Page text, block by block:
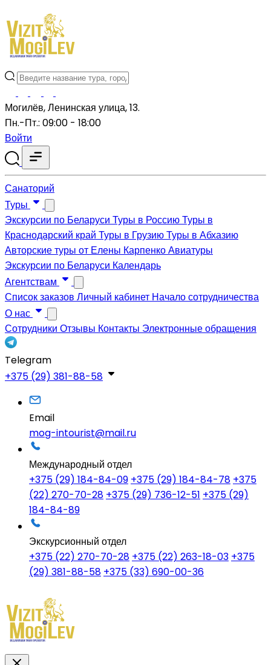
Могилёв, Ленинская улица, 13.
Пн.-Пт.: 09:00 - 18:00
Войти
Санаторий
Туры
Экскурсии по Беларуси Туры в РоссиюТуры в
Краснодарский край Туры в ГрузиюТуры в Абхазию
Авторские туры от Елены КарпенкоАвиатуры
Экскурсии по Беларуси Календарь
Агентствам
Список заказов Личный кабинет Начало сотрудничества
О нас
Сотрудники Отзывы Контакты Электронные обращения
Telegram
+375 (29) 381-88-58
Email
mog-intourist@mail.ru
Международный отдел
+375 (29) 184-84-09 +375 (29) 184-84-78 +375
(22) 270-70-28 +375 (29) 736-12-51 +375 (29)
184-84-89
Экскурсионный отдел
+375 (22) 270-70-28 +375 (22) 263-18-03 +375
(29) 381-88-58 +375 (33) 690-00-36